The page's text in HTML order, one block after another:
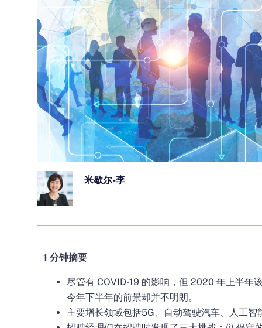
米歇尔-李
1 分钟摘要
尽管有 COVID-19 的影响，但 2020 年上半年
今年下半年的前景却并不明朗。
主要增长领域包括5G、自动驾驶汽车、人工